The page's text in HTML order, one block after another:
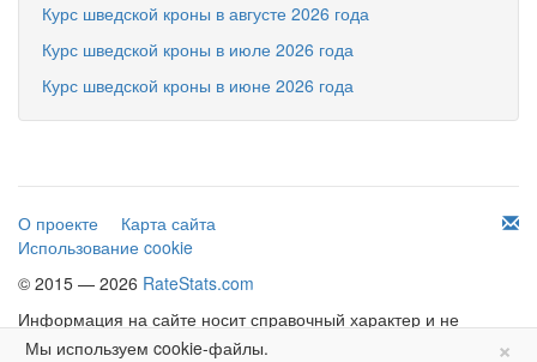
Курс шведской кроны в августе 2026 года
Курс шведской кроны в июле 2026 года
Курс шведской кроны в июне 2026 года
О проекте
Карта сайта
Использование cookie
© 2015 — 2026 RateStats.com
Информация на сайте носит справочный характер и не
является офертой.
×
Мы используем cookie-файлы.